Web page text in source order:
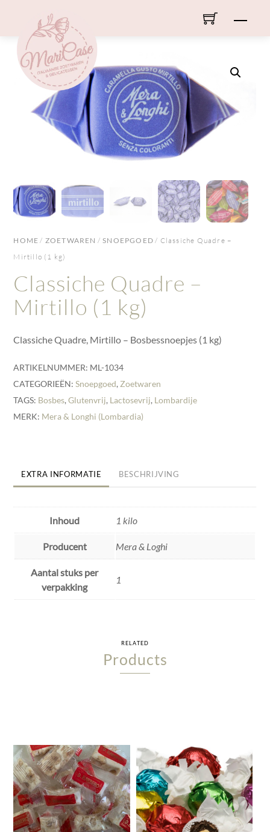
content
HOME / ZOETWAREN /SNOEPGOED / Classiche Quadre –
Mirtillo (1 kg)
Classiche Quadre –
Mirtillo (1 kg)
Classiche Quadre, Mirtillo – Bosbessnoepjes (1 kg)
ARTIKELNUMMER: ML-1034
CATEGORIEËN:Snoepgoed, Zoetwaren
TAGS: Bosbes,Glutenvrij, Lactosevrij, Lombardije
MERK: Mera & Longhi (Lombardia)
EXTRA INFORMATIE BESCHRIJVING
Inhoud 1 kilo
Producent Mera & Loghi
Aantal stuks per
verpakking
1
RELATED
Products